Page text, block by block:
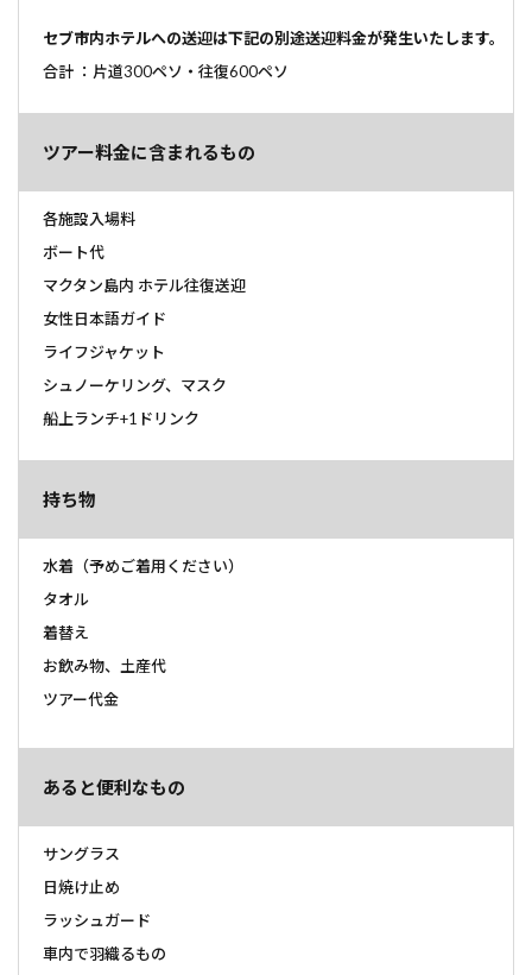
セブ市内ホテルへの送迎は下記の別途送迎料金が発生いたします。
合計 ：片道300ペソ・往復600ペソ
ツアー料金に含まれるもの
各施設入場料
ボート代
マクタン島内 ホテル往復送迎
女性日本語ガイド
ライフジャケット
シュノーケリング、マスク
船上ランチ+1ドリンク
持ち物
水着（予めご着用ください）
タオル
着替え
お飲み物、土産代
ツアー代金
あると便利なもの
サングラス
日焼け止め
ラッシュガード
車内で羽織るもの